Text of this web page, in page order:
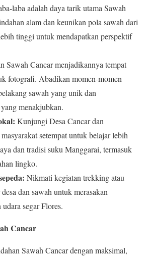
laba adalah daya tarik utama Sawah
alam dan keunikan pola sawah dari
tinggi untuk mendapatkan perspektif
Sawah Cancar menjadikannya tempat
fotografi. Abadikan momen-momen
sawah yang unik dan
menakjubkan.
Kunjungi Desa Cancar dan
setempat untuk belajar lebih
dan tradisi suku Manggarai, termasuk
lingko.
Nikmati kegiatan trekking atau
dan sawah untuk merasakan
segar Flores.
Cancar
Sawah Cancar dengan maksimal,